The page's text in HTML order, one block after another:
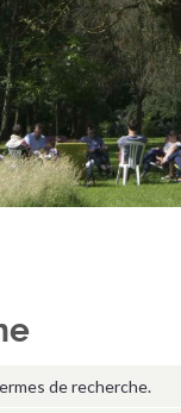
de recherche.